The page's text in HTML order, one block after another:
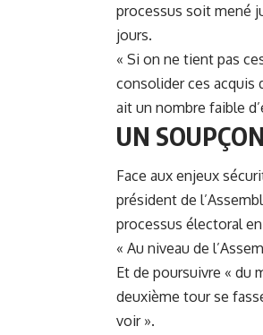
processus soit mené
jours.
« Si on ne tient pas
consolider ces acquis
ait un nombre faible
UN
Face aux enjeux
président de
processus électoral
« Au niveau de
Et de poursuivre « du
deuxième tour se
voir ».